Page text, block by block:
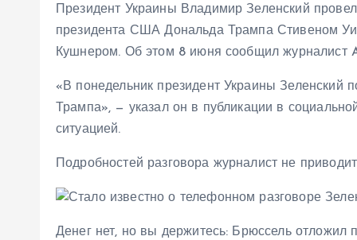
Президент Украины Владимир Зеленский
президента США Дональда Трампа Стивеном
Кушнером. Об этом 8 июня сообщил журналист
«В понедельник президент Украины Зеленский
Трампа», — указал он в публикации в
ситуацией.
Подробностей разговора журналист не
Денег нет, но вы держитесь: Брюссель отложил